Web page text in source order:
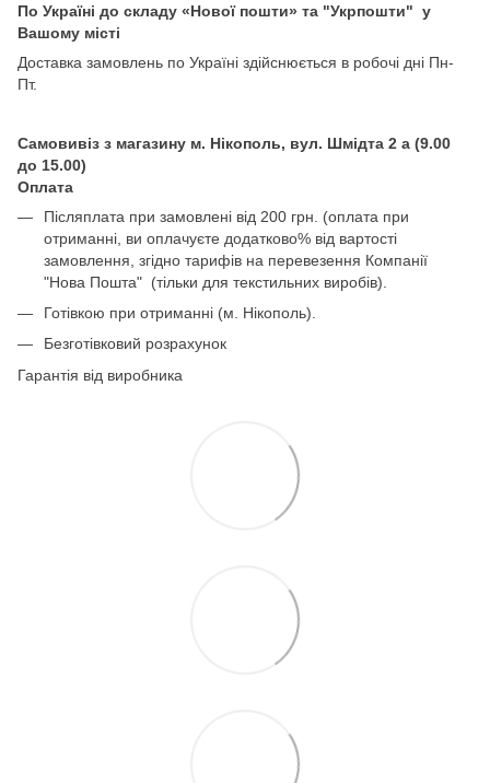
По Україні до складу «Нової пошти» та "Укрпошти" у
Вашому місті
Доставка замовлень по Україні здійснюється в робочі дні Пн-
Пт.
Самовивіз з магазину м. Нікополь, вул. Шмідта 2 а (9.00
до 15.00)
Оплата
Післяплата при замовлені від 200 грн. (оплата при
отриманні, ви оплачуєте додатково% від вартості
замовлення, згідно тарифів на перевезення Компанії
"Нова Пошта" (тільки для текстильних виробів).
Готівкою при отриманні (м. Нікополь).
Безготівковий розрахунок
Гарантія від виробника